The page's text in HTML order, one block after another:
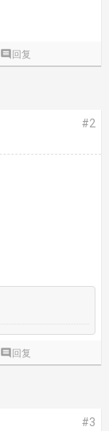
 回复
#2
 回复
#3